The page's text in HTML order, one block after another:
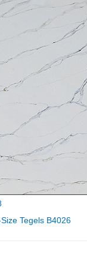
Tegels B4026